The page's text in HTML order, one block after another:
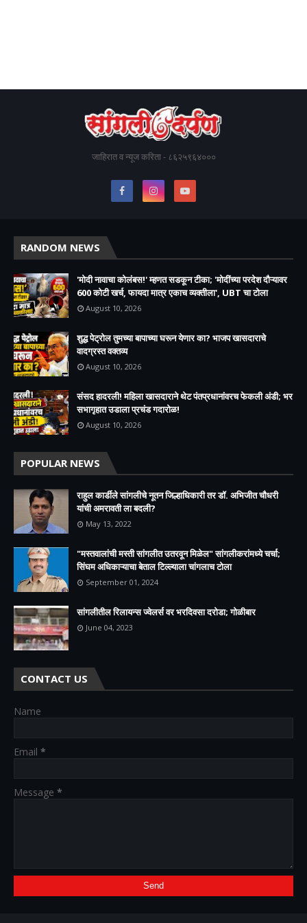
जाहिरात व न्यूज करिता - ८६२५९६४०००
RANDOM NEWS
'मोदी नावाचा कोलंबस!' म्हणत सडकून टीका; 'मोदींच्या परदेश दौऱ्यावर
600 कोटी खर्च, फायदा मात्र एकाच व्यक्तीला', UBT चा टोला
August 10, 2026
शुद्ध पेट्रोल तुमच्या बापाच्या घरून येणार का? भाजप खासदाराचे
वादग्रस्त वक्तव्य
August 10, 2026
संसद हादरली! महिला खासदाराने थेट पंतप्रधानांवरच फेकली अंडी; भर
सभागृहात उडाला प्रचंड गदारोळ!
August 10, 2026
POPULAR NEWS
राहुल कार्डीले सांगलीचे नूतन जिल्हाधिकारी तर डॉ. अभिजीत चौधरी
यांची अमरावती ला बदली?
May 13, 2022
"मस्तवालांची मस्ती सांगलीत उतरवून मिळेल" सांगलीकरांमध्ये चर्चा;
सिंघम अधिकाऱ्याचा बेताल टिल्ल्याला चांगलाच टोला
September 01, 2024
सांगलीतील रिलायन्स ज्वेलर्स वर भरदिवसा दरोडा; गोळीबार
June 04, 2023
CONTACT US
Name
Email *
Message *